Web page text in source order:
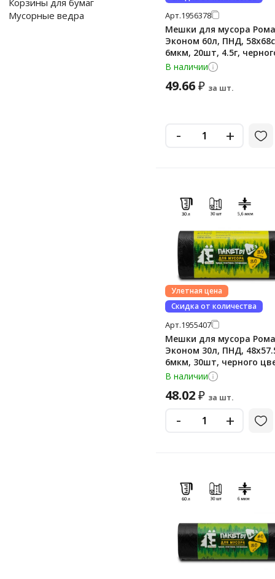
Корзины для бумаг
Мусорные ведра
Арт.1956378
Мешки для мусора
Эконом 60л, ПНД,
6мкм, 20шт, 4.5г,
цвета, в рулоне
В наличии
49.66₽ за шт.
- +
Улетная цена
Скидка от количества
Арт.1955407
Мешки для мусора
Эконом 30л, ПНД,
6мкм, 30шт, черного
рулоне
В наличии
48.02₽ за шт.
- +